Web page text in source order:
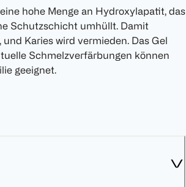
hohe Menge an Hydroxylapatit, das
Schutzschicht umhüllt. Damit
Karies wird vermieden. Das Gel
Schmelzverfärbungen können
geeignet.